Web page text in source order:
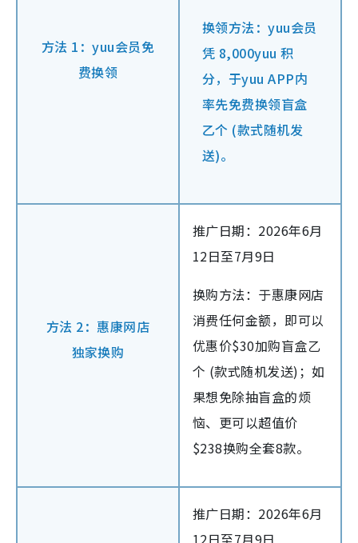
方法 1：yuu会员免
费换领
换领方法：yuu会员
凭 8,000yuu 积
分，于yuu APP内
率先免费换领盲盒
乙个 (款式随机发
送)。
方法 2：惠康网店
独家换购
推广日期：2026年6月
12日至7月9日
换购方法：于惠康网店
消费任何金额，即可以
优惠价$30加购盲盒乙
个 (款式随机发送)；如
果想免除抽盲盒的烦
恼、更可以超值价
$238换购全套8款。
推广日期：2026年6月
12日至7月9日